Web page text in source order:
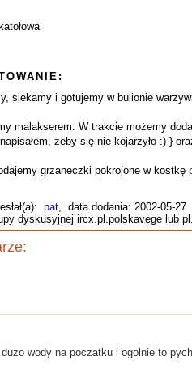
siekamy i gotujemy w bulionie
malakserem. W trakcie możemy
żeby się nie kojarzyło :) }
grzaneczki pokrojone w kostkę
pat, data dodania: 2002-05-27
dyskusyjnej ircx.pl.polskavege lub
wody na poczatku i ogolnie to